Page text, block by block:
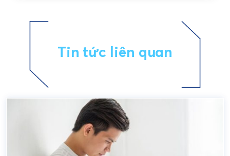
Tin tức liên quan